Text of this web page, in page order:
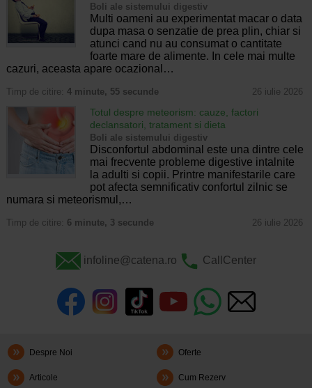
Boli ale sistemului digestiv
Multi oameni au experimentat macar o data
dupa masa o senzatie de prea plin, chiar si
atunci cand nu au consumat o cantitate
foarte mare de alimente. In cele mai multe
cazuri, aceasta apare ocazional…
Timp de citire: 4 minute, 55 secunde 26 iulie 2026
Totul despre meteorism: cauze, factori
declansatori, tratament si dieta
Boli ale sistemului digestiv
Disconfortul abdominal este una dintre cele
mai frecvente probleme digestive intalnite
la adulti si copii. Printre manifestarile care
pot afecta semnificativ confortul zilnic se
numara si meteorismul,…
Timp de citire: 6 minute, 3 secunde 26 iulie 2026
infoline@catena.ro CallCenter
Despre Noi Oferte
Articole Cum Rezerv